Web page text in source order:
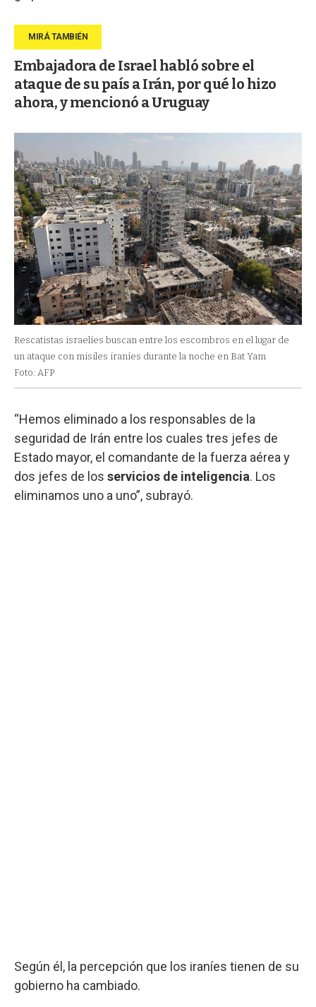
Embajadora de Israel habló sobre el
ataque de su país a Irán, por qué lo hizo
ahora, y mencionó a Uruguay
Rescatistas israelíes buscan entre los escombros en el lugar de
un ataque con misiles iraníes durante la noche en Bat Yam
Foto: AFP
“Hemos eliminado a los responsables de la
seguridad de Irán entre los cuales tres jefes de
Estado mayor, el comandante de la fuerza aérea y
dos jefes de los servicios de inteligencia. Los
eliminamos uno a uno”, subrayó.
Según él, la percepción que los iraníes tienen de su
gobierno ha cambiado.